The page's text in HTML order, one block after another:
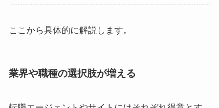
ここから具体的に解説します。
業界や職種の選択肢が増える